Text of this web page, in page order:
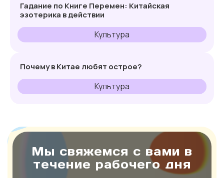
Гадание по Книге Перемен: Китайская
эзотерика в действии
Культура
Почему в Китае любят острое?
Культура
Мы свяжемся с вами в
течение рабочего дня